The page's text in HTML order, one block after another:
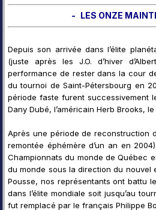
- LES ONZE
Depuis son arrivée dans l’élite
(juste après les J.O. d’hiver
performance de rester dans la cour
du tournoi de Saint-Pétersbourg en
période faste furent successivement
Dany Dubé, l’américain Herb Brooks,
Après une période de reconstruction
remontée éphémère d’un an en
Championnats du monde de Québec
du monde sous la direction du nouvel
Pousse, nos représentants ont battu
dans l’élite mondiale soit jusqu’au
fut remplacé par le français Philippe